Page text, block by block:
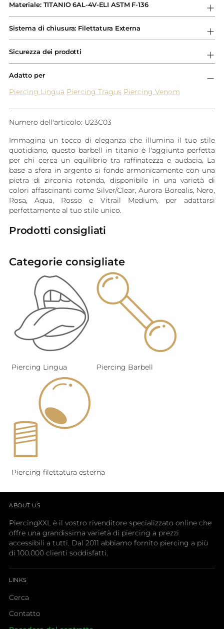
prodotto
al
carrello...
Materiale: TITANIO 6AL-4V-ELI ASTM F-136
Sistema di chiusura: Filettatura Externa
Sicurezza dei prodotti
Adatto per
Piercing Lingua Piercing Tragus Piercing Venom
Numero dell'articolo: U23C03
Immagina un tocco di eleganza che illumina il tuo stile
quotidiano, questo barbell in titanio è l'aggiunta perfetta
per chi cerca un equilibrio tra raffinatezza e audacia. La
base a sfera in argento si fonde armonicamente con una
pietra di zirconia rotonda, disponibile in una varietà di
colori affascinanti come Silver/Clear, Aurora Borealis, Nero,
Rosa, Aqua, Rosso e Vitrail Medium, per adattarsi
perfettamente al tuo stile unico.
Prodotti consigliati
Categorie consigliate
Piercing Lingua Piercing Barbell
Piercing filettatura esterna
ABOUT US
PiercingXXL è il vostro rivenditore specializzato online che
offre una grandissima varietà di piercing a prezzi
accessibili a tutti. Dal 2011 abbiamo fornito piercing a più
di 100.000 clienti soddisfatti.
LINKS
Cerca
Contatto